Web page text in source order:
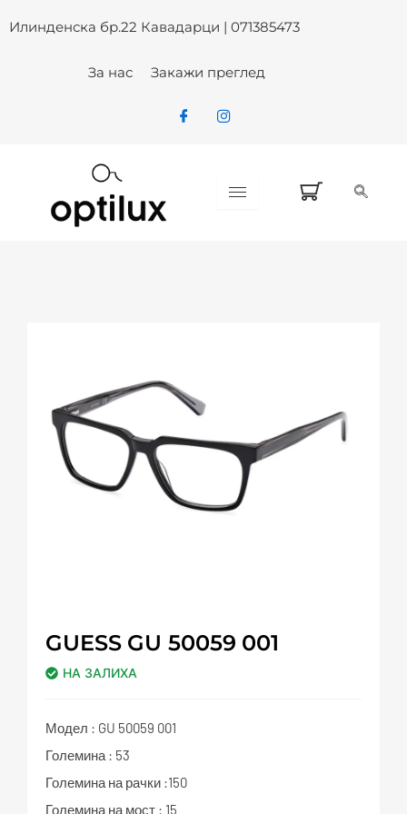
toИлинденска бр.22 Кавадарци | 071385473
За нас Закажи преглед
GUESS GU 50059 001
НА ЗАЛИХА
Модел : GU 50059 001
Големина : 53
Големина на рачки :150
Големина на мост : 15